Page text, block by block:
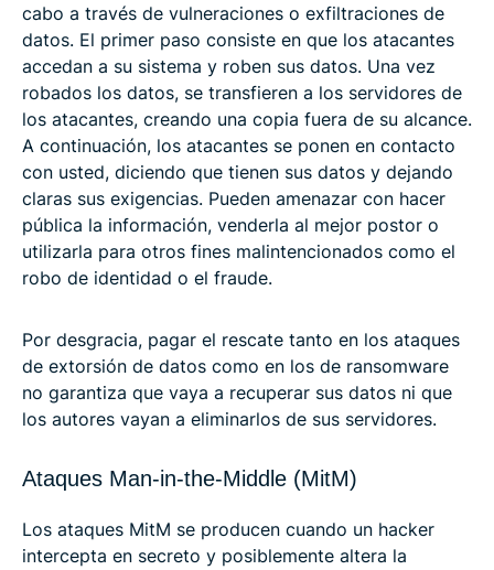
cabo a través de vulneraciones o exfiltraciones de
datos. El primer paso consiste en que los atacantes
accedan a su sistema y roben sus datos. Una vez
robados los datos, se transfieren a los servidores de
los atacantes, creando una copia fuera de su alcance.
A continuación, los atacantes se ponen en contacto
con usted, diciendo que tienen sus datos y dejando
claras sus exigencias. Pueden amenazar con hacer
pública la información, venderla al mejor postor o
utilizarla para otros fines malintencionados como el
robo de identidad o el fraude.
Por desgracia, pagar el rescate tanto en los ataques
de extorsión de datos como en los de ransomware
no garantiza que vaya a recuperar sus datos ni que
los autores vayan a eliminarlos de sus servidores.
Ataques Man-in-the-Middle (MitM)
Los ataques MitM se producen cuando un hacker
intercepta en secreto y posiblemente altera la